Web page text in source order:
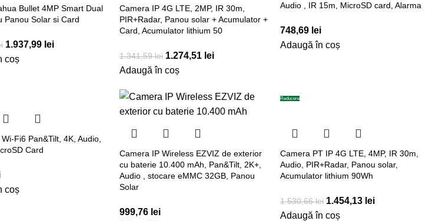
Bullet 4MP Smart Dual
Panou Solar si Card
1.937,99 lei
coș
Camera IP 4G LTE, 2MP, IR 30m,
PIR+Radar, Panou solar + Acumulator +
Card, Acumulator lithium 50
1.341,59lei 1.274,51 lei
Adaugă în coș
Audio , IR 15m, MicroSD card, Alarma
748,69 lei
Adaugă în coș
Fi6 Pan&Tilt, 4K, Audio,
Card
coș
Camera IP Wireless EZVIZ de exterior
cu baterie 10.400 mAh, Pan&Tilt, 2K+,
Audio , stocare eMMC 32GB, Panou
Solar
999,76 lei
Reducere
Camera PT IP 4G LTE, 4MP, IR 30m,
Audio, PIR+Radar, Panou solar,
Acumulator lithium 90Wh
1.530,66lei 1.454,13 lei
Adaugă în coș